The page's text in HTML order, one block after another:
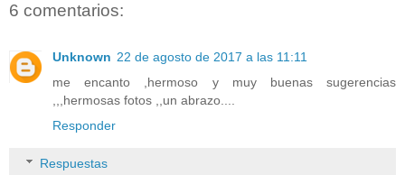
6 comentarios:
Unknown 22 de agosto de 2017 a las 11:11
me encanto ,hermoso y muy buenas sugerencias
,,,hermosas fotos ,,un abrazo....
Responder
Respuestas